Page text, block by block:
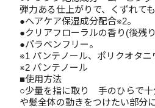
弾力ある仕上がりで、くずれて
●ヘアケア保湿成分配合※2。
●クリアフローラルの香り(後残
●パラベンフリー。
※1 パンテノール、ポリクオタニ
※2 パンテノール
■使用方法
○少量を指に取り 手のひらで
や髪全体の動きをつけたい部分